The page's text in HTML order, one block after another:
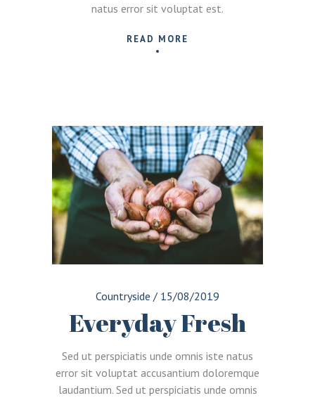
natus error sit voluptat est.
READ MORE
Countryside / 15/08/2019
Everyday Fresh
Sed ut perspiciatis unde omnis iste natus
error sit voluptat accusantium doloremque
laudantium. Sed ut perspiciatis unde omnis